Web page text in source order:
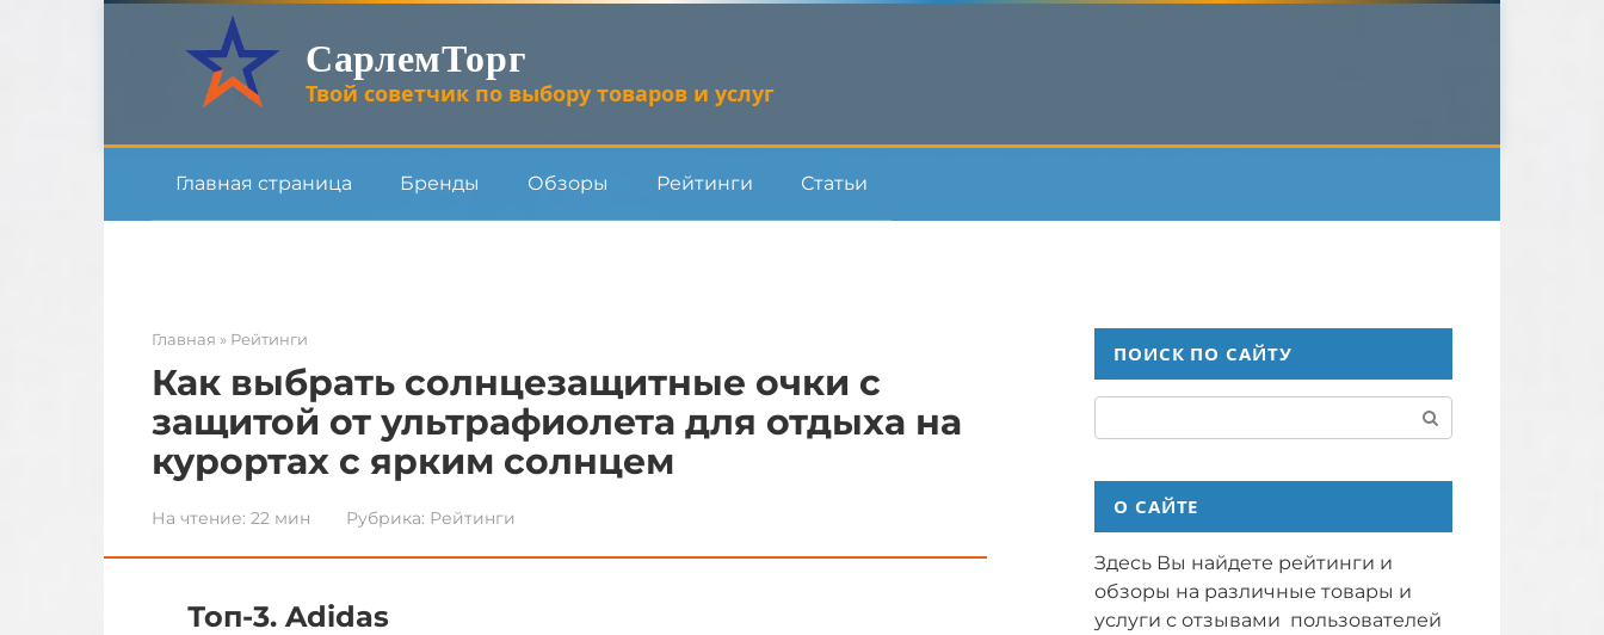
СарлемТорг
Твой советчик по выбору товаров и услуг
Главная страница Бренды Обзоры Рейтинги Статьи
Главная » Рейтинги
Как выбрать солнцезащитные очки с
защитой от ультрафиолета для отдыха на
курортах с ярким солнцем
На чтение: 22 мин Рубрика: Рейтинги
Топ-3. Adidas
ПОИСК ПО САЙТУ
О САЙТЕ
Здесь Вы найдете рейтинги и
обзоры на различные товары и
услуги с отзывами пользователей